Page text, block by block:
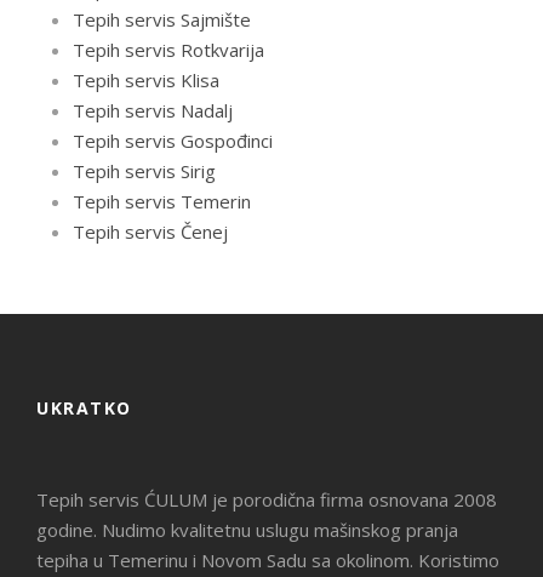
Tepih servis Sajmište
Tepih servis Rotkvarija
Tepih servis Klisa
Tepih servis Nadalj
Tepih servis Gospođinci
Tepih servis Sirig
Tepih servis Temerin
Tepih servis Čenej
UKRATKO
Tepih servis ĆULUM je porodična firma osnovana 2008
godine. Nudimo kvalitetnu uslugu mašinskog pranja
tepiha u Temerinu i Novom Sadu sa okolinom. Koristimo